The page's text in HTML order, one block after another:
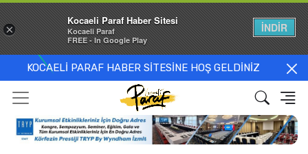
KOCAELİ PARAF HABER SİTESİNE HOŞ GELDİNİZ
×
Kocaeli Paraf Haber Sitesi
Kocaeli Paraf
FREE - In Google Play
İNDİR